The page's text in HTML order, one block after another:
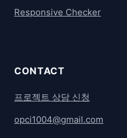
Responsive Checker
CONTACT
프로젝트 상담 신청
opci1004@gmail.com